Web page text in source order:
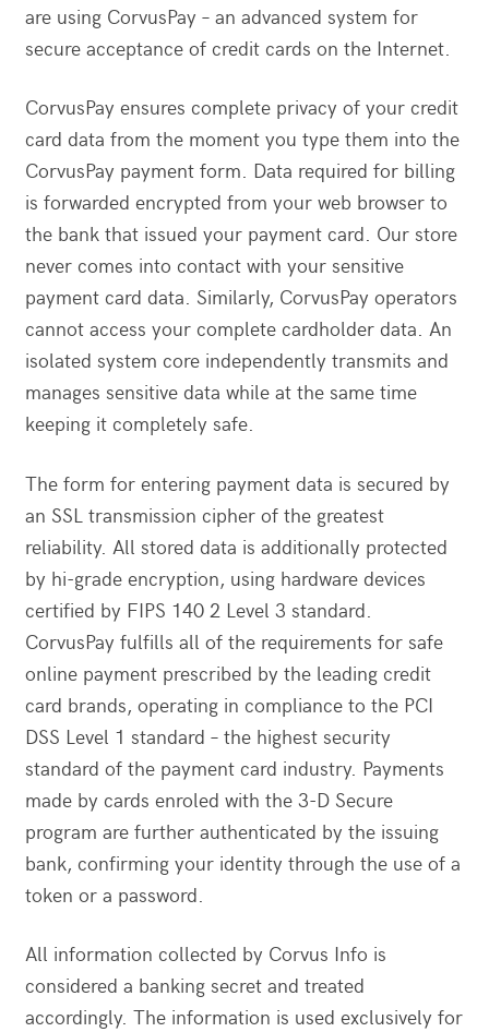
are using CorvusPay – an advanced system for
secure acceptance of credit cards on the Internet.
CorvusPay ensures complete privacy of your credit
card data from the moment you type them into the
CorvusPay payment form. Data required for billing
is forwarded encrypted from your web browser to
the bank that issued your payment card. Our store
never comes into contact with your sensitive
payment card data. Similarly, CorvusPay operators
cannot access your complete cardholder data. An
isolated system core independently transmits and
manages sensitive data while at the same time
keeping it completely safe.
The form for entering payment data is secured by
an SSL transmission cipher of the greatest
reliability. All stored data is additionally protected
by hi-grade encryption, using hardware devices
certified by FIPS 140 2 Level 3 standard.
CorvusPay fulfills all of the requirements for safe
online payment prescribed by the leading credit
card brands, operating in compliance to the PCI
DSS Level 1 standard – the highest security
standard of the payment card industry. Payments
made by cards enroled with the 3-D Secure
program are further authenticated by the issuing
bank, confirming your identity through the use of a
token or a password.
All information collected by Corvus Info is
considered a banking secret and treated
accordingly. The information is used exclusively for